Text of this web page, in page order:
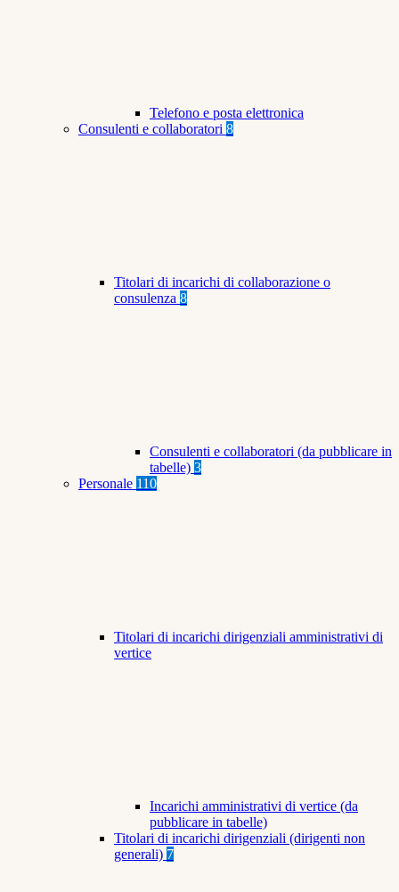
Telefono e posta elettronica
Consulenti e collaboratori 8
Titolari di incarichi di collaborazione o
consulenza 8
Consulenti e collaboratori (da pubblicare in
tabelle) 3
Personale 110
Titolari di incarichi dirigenziali amministrativi di
vertice
Incarichi amministrativi di vertice (da
pubblicare in tabelle)
Titolari di incarichi dirigenziali (dirigenti non
generali) 7